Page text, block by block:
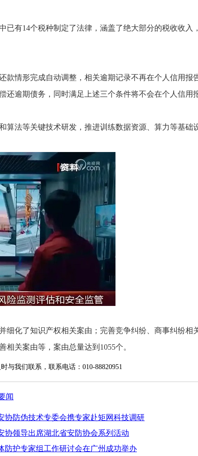
有14个税种制定了法律，涵盖了绝大部分的税收收入
情形完成自动调整，相关逾期记录不再在个人信用报
还逾期债务，同时满足上述三个条件将不会在个人信用
法等关键技术研发，推进训练数据资源、算力等基础
化了知识产权相关案由；完善竞争纠纷、商事纠纷相
关案由等，案由总量达到1055个。
与我们联系，联系电话：010-88820951
闻
协防伪技术专委会携专家赴矩网科技调研
协领导出席湖北省安防协会系列活动
防护专家组工作研讨会在广州成功举办